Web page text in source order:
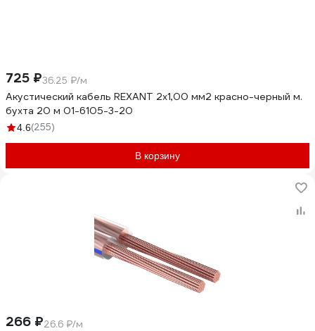
725 ₽36.25 ₽/м
Акустический кабель REXANT 2х1,00 мм2 красно-черный м.
бухта 20 м 01-6105-3-20
4.6(255)
В корзину
266 ₽26.6 ₽/м